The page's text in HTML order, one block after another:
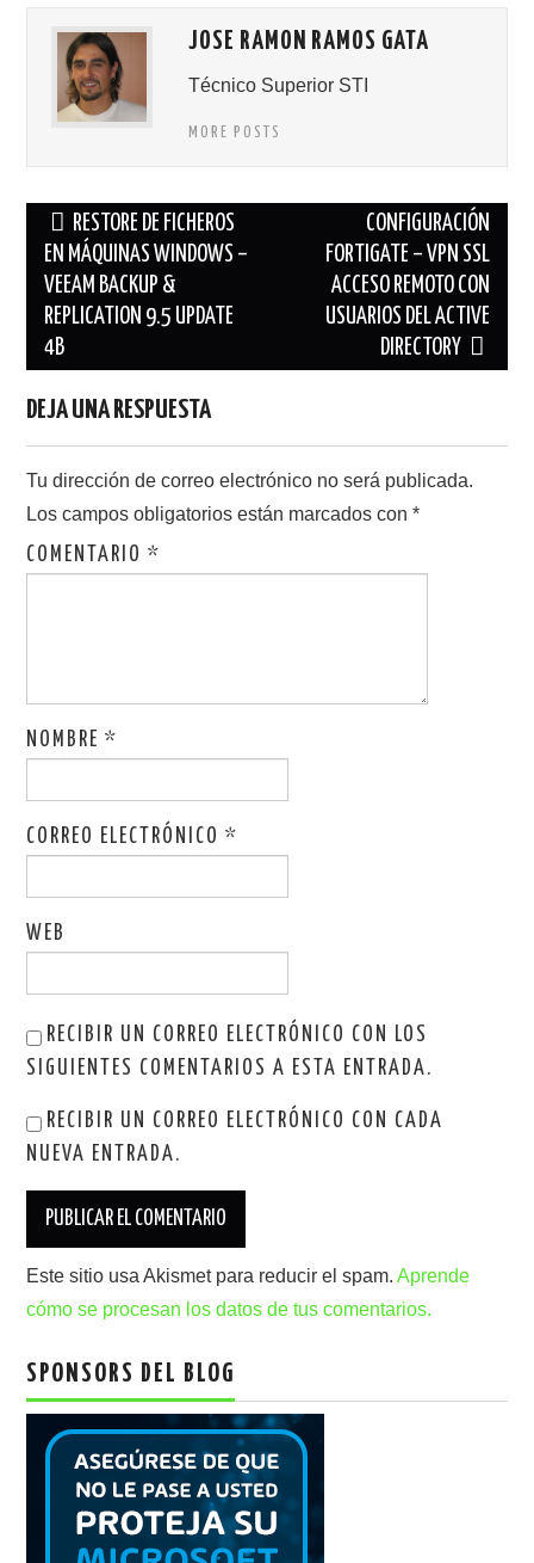
JOSE RAMON RAMOS GATA
Técnico Superior STI
MORE POSTS
Navegación
de
entradas
RESTORE DE FICHEROS
EN MÁQUINAS WINDOWS –
VEEAM BACKUP &
REPLICATION 9.5 UPDATE
4B
CONFIGURACIÓN
FORTIGATE – VPN SSL
ACCESO REMOTO CON
USUARIOS DEL ACTIVE
DIRECTORY
DEJA UNA RESPUESTA
Tu dirección de correo electrónico no será publicada.
Los campos obligatorios están marcados con*
COMENTARIO*
NOMBRE*
CORREO ELECTRÓNICO*
WEB
RECIBIR UN CORREO ELECTRÓNICO CON LOS
SIGUIENTES COMENTARIOS A ESTA ENTRADA.
RECIBIR UN CORREO ELECTRÓNICO CON CADA
NUEVA ENTRADA.
Este sitio usa Akismet para reducir el spam.Aprende
cómo se procesan los datos de tus comentarios.
SPONSORS DEL BLOG